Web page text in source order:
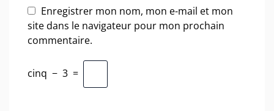
Enregistrer mon nom, mon e-mail et mon
site dans le navigateur pour mon prochain
commentaire.
cinq − 3 =